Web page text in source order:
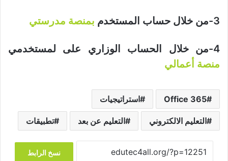
3-من خلال حساب المستخدم بمنصة مدرستي
4-من خلال الحساب الوزاري على لمستخدمي
منصة أعمالي
Office 365 استراتيجيات
التعليم الالكتروني التعليم عن بعد تطبيقات
نسخ الرابط